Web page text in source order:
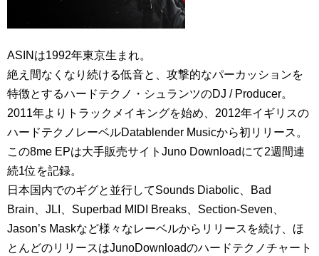
ASINは1992年東京生まれ。
絶え間なくなり続ける低音と、攻撃的なパーカッションを
特徴とするハードテクノ・シュランツのDJ / Producer。
2011年よりトラックメイキングを始め、2012年イギリスの
ハードテクノレーベルDatablender Musicから初リリース。
この8me EPは大手販売サイトJuno Downloadにて2週間連
続1位を記録。
日本国内でのギグと並行してSounds Diabolic、Bad
Brain、JLI、Superbad MIDI Breaks、Section-Seven、
Jason’s Maskなど様々なレーベルからリリースを続け、ほ
とんどのリリースはJunoDownloadのハードテクノチャート